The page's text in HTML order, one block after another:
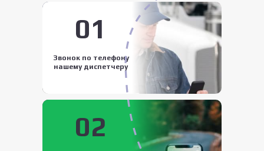
01
Звонок по телефону
нашему диспетчеру
02